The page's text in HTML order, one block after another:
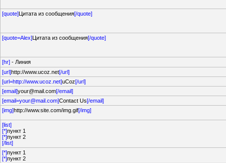
[quote]Цитата из сообщения[/quote]
[quote=Alex]Цитата из сообщения[/quote]
[hr] - Линия
[url]http://www.ucoz.net[/url]
[url=http://www.ucoz.net]uCoz[/url]
[email]your@mail.com[/email]
[email=your@mail.com]Contact Us[/email]
[img]http://www.site.com/img.gif[/img]
[list]
[*]пункт 1
[*]пункт 2
[/list]
[*]пункт 1
[*]пункт 2